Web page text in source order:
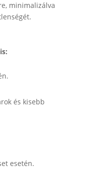
minimalizálva
és kisebb
esetén.